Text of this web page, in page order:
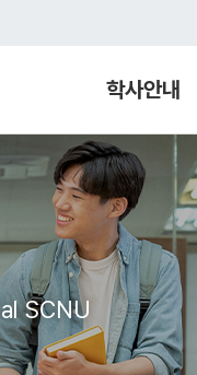
학사안내
SCNU